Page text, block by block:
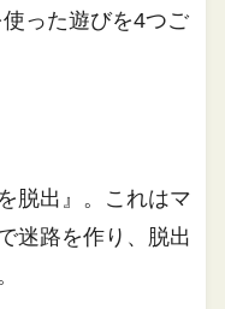
った遊びを4つご
脱出』。これはマ
迷路を作り、脱出